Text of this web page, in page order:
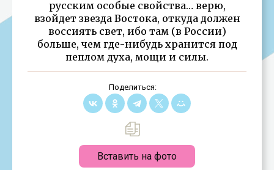
русским особые свойства… верю,
взойдет звезда Востока, откуда должен
воссиять свет, ибо там (в России)
больше, чем где-нибудь хранится под
пеплом духа, мощи и силы.
Поделиться:
Вставить на фото